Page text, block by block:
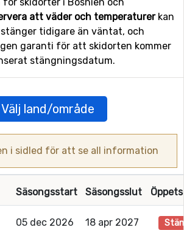
att väder och temperaturerkan
tidigare än väntat, och
garanti för att skidorten kommer
stängningsdatum.
Välj land/område
i sidled för att se all information
Säsongsstart Säsongsslut
05 dec 2026 18 apr 2027